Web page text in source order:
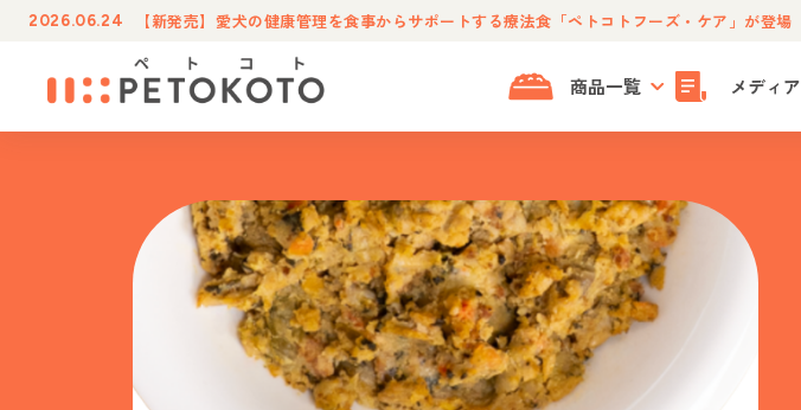
2026.06.24 【新発売】愛犬の健康管理を食事からサポートする療法食「ペトコトフーズ・ケア」が登場
商品一覧 メディア